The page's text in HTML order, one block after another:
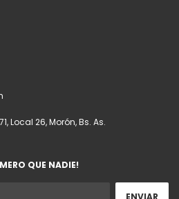
Local 26, Morón, Bs. As.
QUE NADIE!